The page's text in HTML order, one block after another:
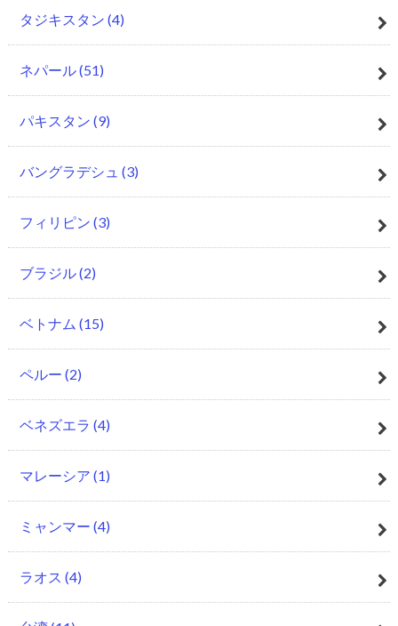
タジキスタン (4)
ネパール(51)
パキスタン (9)
バングラデシュ (3)
フィリピン (3)
ブラジル(2)
ベトナム (15)
ペルー (2)
ベネズエラ (4)
マレーシア (1)
ミャンマー (4)
ラオス (4)